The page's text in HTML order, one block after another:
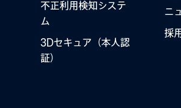
不正利用検知システ
ム
3Dセキュア（本人認
証）
ニ
採